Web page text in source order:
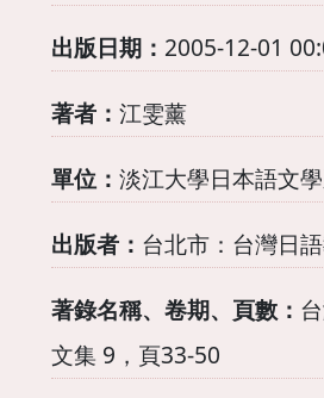
出版日期： 2005-12-01
著者： 江雯薰
單位： 淡江大學日本語文
出版者： 台北市：台灣日
著錄名稱、卷期、頁數：
文集 9，頁33-50